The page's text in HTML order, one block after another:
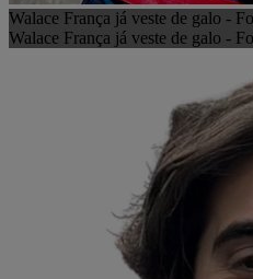
Walace França já veste de galo -
Walace França já veste de galo -